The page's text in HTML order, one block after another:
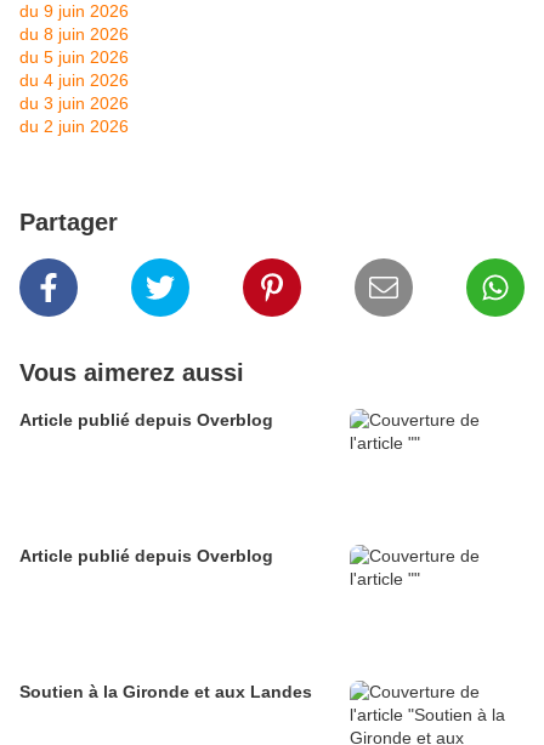
du 9 juin 2026
du 8 juin 2026
du 5 juin 2026
du 4 juin 2026
du 3 juin 2026
du 2 juin 2026
Partager
Vous aimerez aussi
Article publié depuis Overblog
Article publié depuis Overblog
Soutien à la Gironde et aux Landes